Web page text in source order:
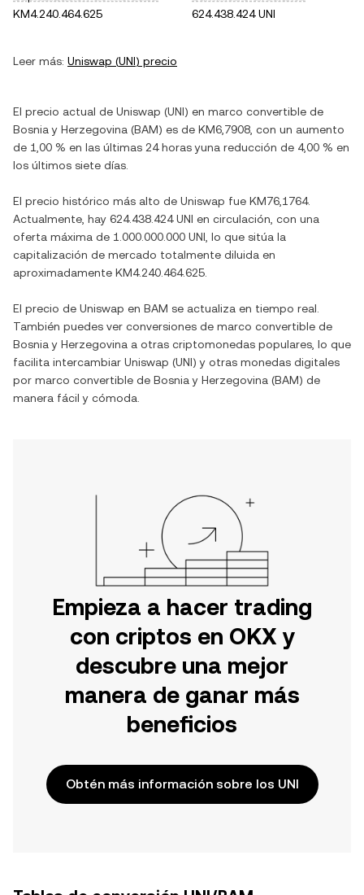
KM4.240.464.625
624.438.424 UNI
Leer más: Uniswap (UNI) precio
El precio actual de Uniswap (UNI) en marco convertible de
Bosnia y Herzegovina (BAM) es de KM6,7908 , con un aumento
de 1,00 % en las últimas 24 horas yuna reducción de 4,00 % en
los últimos siete días.
El precio histórico más alto de Uniswap fue KM76,1764.
Actualmente, hay 624.438.424 UNI en circulación, con una
oferta máxima de 1.000.000.000 UNI , lo que sitúa la
capitalización de mercado totalmente diluida en
aproximadamente KM4.240.464.625
El precio de Uniswap en BAM se actualiza en tiempo real.
También puedes ver conversiones de marco convertible de
Bosnia y Herzegovina a otras criptomonedas populares, lo que
facilita intercambiar Uniswap (UNI) y otras monedas digitales
por marco convertible de Bosnia y Herzegovina (BAM) de
manera fácil y cómoda.
Empieza a hacer trading
con criptos en OKX y
descubre una mejor
manera de ganar más
beneficios
Obtén más información sobre los UNI